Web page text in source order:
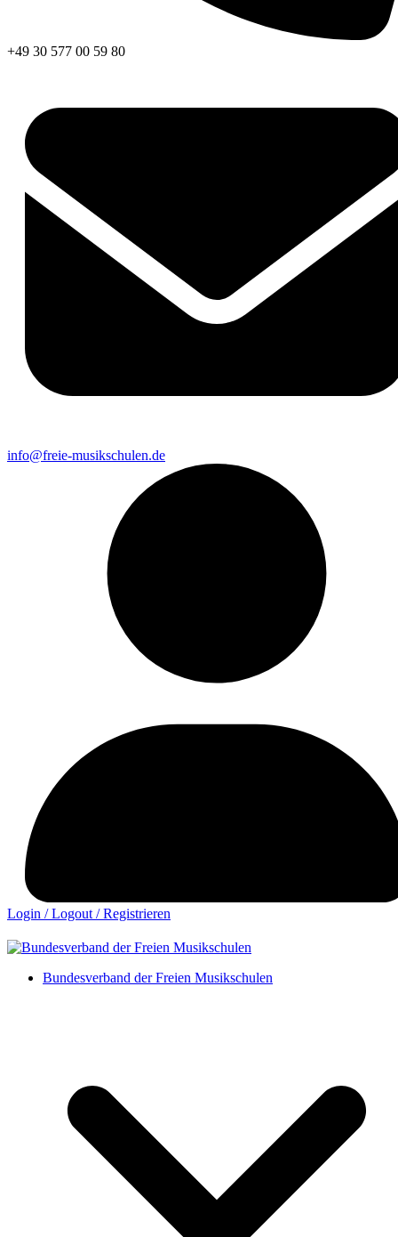
+49 30 577 00 59 80
info@freie-musikschulen.de
Login / Logout / Registrieren
Bundesverband der Freien Musikschulen